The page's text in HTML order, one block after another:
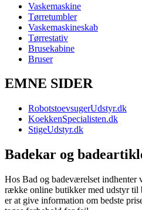
Vaskemaskine
Tørretumbler
Vaskemaskineskab
Tørrestativ
Brusekabine
Bruser
EMNE SIDER
RobotstoevsugerUdstyr.dk
KoekkenSpecialisten.dk
StigeUdstyr.dk
Badekar og
Hos Bad og badeværelset indhenter
række online butikker med udstyr til
er at give information om bedste